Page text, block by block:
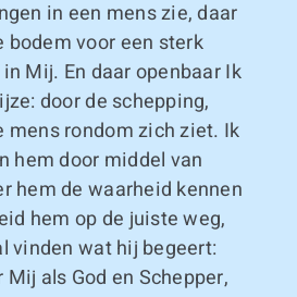
in een mens zie, daar
bodem voor een sterk
Mij. En daar openbaar Ik
door de schepping,
mens rondom zich ziet. Ik
hem door middel van
hem de waarheid kennen
hem op de juiste weg,
vinden wat hij begeert:
als God en Schepper,